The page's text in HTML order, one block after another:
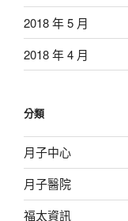
2018 年 5 月
2018 年 4 月
分類
月子中心
月子醫院
福太資訊